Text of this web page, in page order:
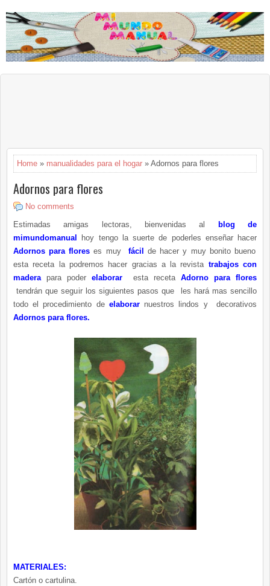
Home » manualidades para el hogar » Adornos para flores
Adornos para flores
No comments
Estimadas amigas lectoras, bienvenidas al blog de
mimundomanual hoy tengo la suerte de poderles enseñar hacer
Adornos para floreses muy fácilde hacer y muy bonito bueno
esta receta la podremos hacer gracias a la revista trabajos con
madera para poder elaborar esta receta Adorno para flores
tendrán que seguir los siguientes pasos que les hará mas sencillo
todo el procedimiento de elaborarnuestros lindos y decorativos
Adornos para flores.
MATERIALES:
Cartón o cartulina.